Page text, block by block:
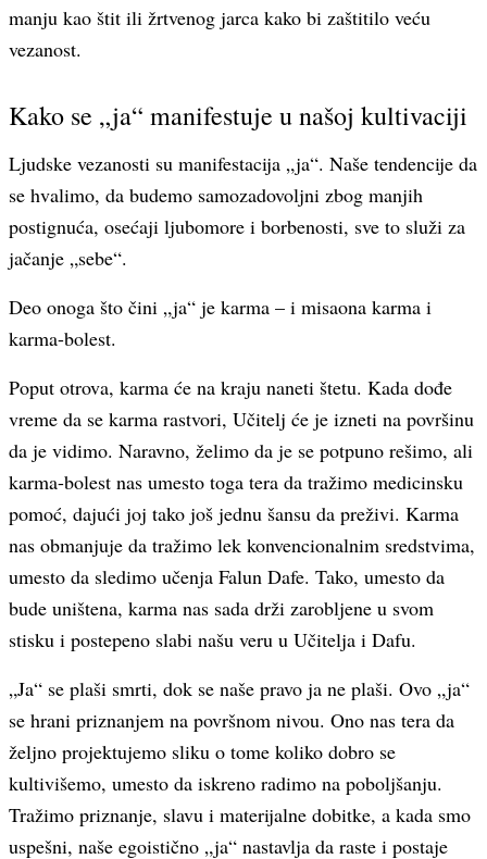
manju kao štit ili žrtvenog jarca kako bi zaštitilo veću
vezanost.
Kako se „ja“ manifestuje u našoj kultivaciji
Ljudske vezanosti su manifestacija „ja“. Naše tendencije da
se hvalimo, da budemo samozadovoljni zbog manjih
postignuća, osećaji ljubomore i borbenosti, sve to služi za
jačanje „sebe“.
Deo onoga što čini „ja“ je karma – i misaona karma i
karma-bolest.
Poput otrova, karma će na kraju naneti štetu. Kada dođe
vreme da se karma rastvori, Učitelj će je izneti na površinu
da je vidimo. Naravno, želimo da je se potpuno rešimo, ali
karma-bolest nas umesto toga tera da tražimo medicinsku
pomoć, dajući joj tako još jednu šansu da preživi. Karma
nas obmanjuje da tražimo lek konvencionalnim sredstvima,
umesto da sledimo učenja Falun Dafe. Tako, umesto da
bude uništena, karma nas sada drži zarobljene u svom
stisku i postepeno slabi našu veru u Učitelja i Dafu.
„Ja“ se plaši smrti, dok se naše pravo ja ne plaši. Ovo „ja“
se hrani priznanjem na površnom nivou. Ono nas tera da
željno projektujemo sliku o tome koliko dobro se
kultivišemo, umesto da iskreno radimo na poboljšanju.
Tražimo priznanje, slavu i materijalne dobitke, a kada smo
uspešni, naše egoistično „ja“ nastavlja da raste i postaje